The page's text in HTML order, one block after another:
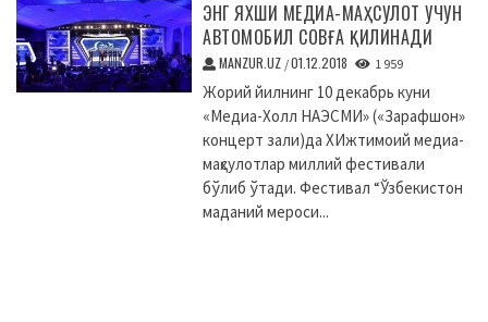
ЭНГ ЯХШИ МЕДИА-МАҲСУЛОТ УЧУН
АВТОМОБИЛ СОВҒА ҚИЛИНАДИ
MANZUR.UZ /01.12.2018 1 959
Жорий йилнинг 10 декабрь куни
«Медиа-Холл НАЭСМИ» («Зарафшон»
концерт зали)да XИжтимоий медиа-
маҳсулотлар миллий фестивали
бўлиб ўтади. Фестивал “Ўзбекистон
маданий мероси...